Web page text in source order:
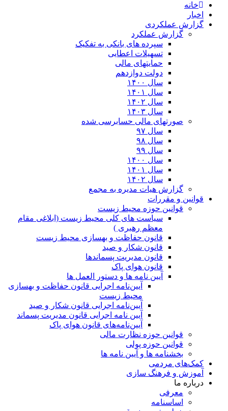
خانه
اخبار
گزارش عملکردی
گزارش عملکرد
سپرده های بانکی به تفکیک
تسهیلات اعطایی
حمایتهای مالی
دولت دوازدهم
سال ۱۴۰۰
سال ۱۴۰۱
سال ۱۴۰۲
سال ۱۴۰۳
صورتهای مالی حسابرسی شده
سال ۹۷
سال ۹۸
سال ۹۹
سال ۱۴۰۰
سال ۱۴۰۱
سال ۱۴۰۲
گزارش هیات مدیره به مجمع
قوانین و مقررات
قوانین حوزه محیط زیست
ﺳﯿﺎﺳﺖ ﻫﺎی ﮐﻠﯽ ﻣﺤﯿﻂ زﯾﺴﺖ (ابلاغی مقام
معظم رهبری )
قانون حفاظت و بهسازی محیط زیست
قانون شکار و صید
قانون مدیریت پسماندها
قانون هوای پاک
آیین نامه ها و دستور العمل ها
آیین‌نامه اجرایی قانون حفاظت و بهسازی
محیط زیست
آیین‌نامه اجرایی قانون شکار و صید
آیین نامه اجرایی قانون مدیریت پسماند
آیین‌نامه‌های قانون هوای پاک
قوانین حوزه نظارت مالی
قوانین حوزه پولی
بخشنامه ها و آیین نامه ها
کمک‌های مردمی
آموزش و فرهنگ سازی
درباره ما
معرفی
اساسنامه